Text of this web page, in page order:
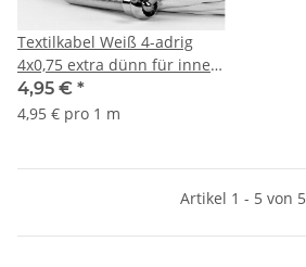
Textilkabel Weiß 4-adrig
4x0,75 extra dünn für innere
Verkabelung von Ketten-
Lampen
4,95 € *
4,95 € pro 1 m
Artikel 1 - 5 von 5